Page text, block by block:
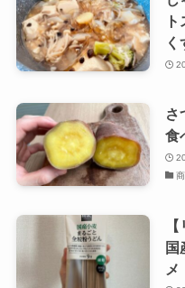
く
さ
食
国
メ